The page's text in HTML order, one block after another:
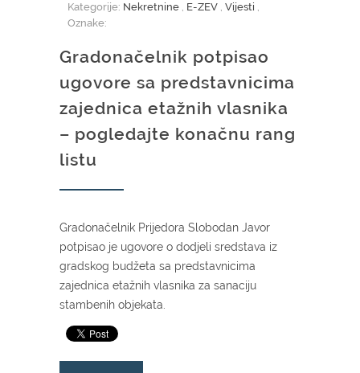
Kategorije: Nekretnine , E-ZEV , Vijesti ,
Oznake:
Gradonačelnik potpisao
ugovore sa predstavnicima
zajednica etažnih vlasnika
– pogledajte konačnu rang
listu
Gradonačelnik Prijedora Slobodan Javor
potpisao je ugovore o dodjeli sredstava iz
gradskog budžeta sa predstavnicima
zajednica etažnih vlasnika za sanaciju
stambenih objekata.